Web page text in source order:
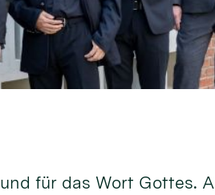
und für das Wort Gottes.